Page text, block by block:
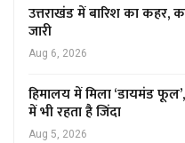
उत्तराखंड में बारिश का कहर,
जारी
Aug 6, 2026
हिमालय में मिला ‘डायमंड
में भी रहता है जिंदा
Aug 5, 2026